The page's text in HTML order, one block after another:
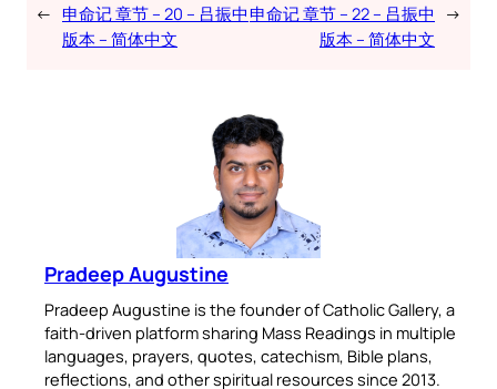
← 申命记 章节 – 20 – 吕振中
版本 – 简体中文
申命记 章节 – 22 – 吕振中
版本 – 简体中文
→
Pradeep Augustine
Pradeep Augustine is the founder of Catholic Gallery, a
faith-driven platform sharing Mass Readings in multiple
languages, prayers, quotes, catechism, Bible plans,
reflections, and other spiritual resources since 2013.